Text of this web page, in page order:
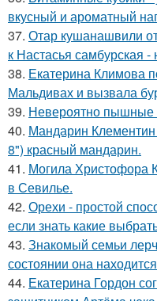
вкусный и ароматный
37. Отар кушанашвили
к Настасья самбурская -
38. Екатерина Климова
Мальдивах и вызвала
39. Невероятно пышные
40. Мандарин
8") красный мандарин.
41. Могила Христофора
в Севилье.
42. Орехи - простой
если знать какие
43. Знакомый семьи
состоянии она
44. Екатерина Гордон